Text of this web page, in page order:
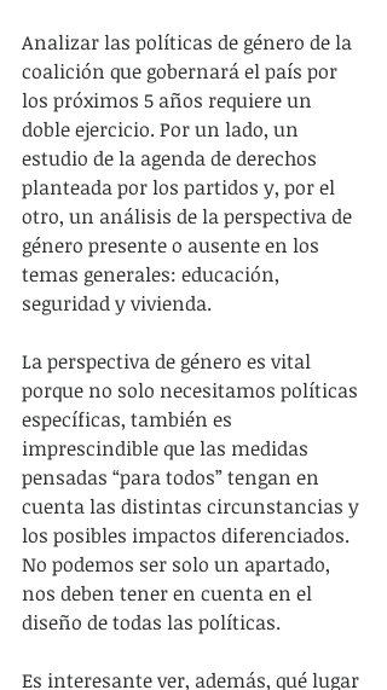
Analizar las políticas de género de la
coalición que gobernará el país por
los próximos 5 años requiere un
doble ejercicio. Por un lado, un
estudio de la agenda de derechos
planteada por los partidos y, por el
otro, un análisis de la perspectiva de
género presente o ausente en los
temas generales: educación,
seguridad y vivienda.
La perspectiva de género es vital
porque no solo necesitamos políticas
específicas, también es
imprescindible que las medidas
pensadas “para todos” tengan en
cuenta las distintas circunstancias y
los posibles impactos diferenciados.
No podemos ser solo un apartado,
nos deben tener en cuenta en el
diseño de todas las políticas.
Es interesante ver, además, qué lugar